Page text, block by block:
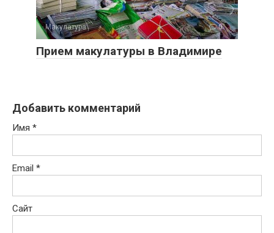
Макулатура 0
Прием макулатуры в Владимире
Добавить комментарий
Имя *
Email *
Сайт